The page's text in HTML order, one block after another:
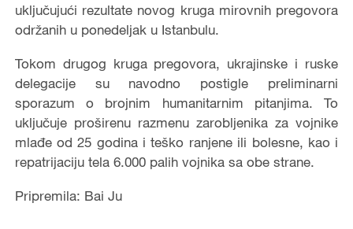
uključujući rezultate novog kruga mirovnih pregovora
održanih u ponedeljak u Istanbulu.
Tokom drugog kruga pregovora, ukrajinske i ruske
delegacije su navodno postigle preliminarni
sporazum o brojnim humanitarnim pitanjima. To
uključuje proširenu razmenu zarobljenika za vojnike
mlađe od 25 godina i teško ranjene ili bolesne, kao i
repatrijaciju tela 6.000 palih vojnika sa obe strane.
Pripremila: Bai Ju